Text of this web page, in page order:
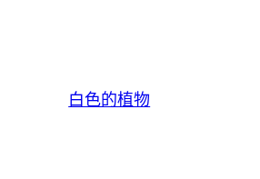
白色的植物